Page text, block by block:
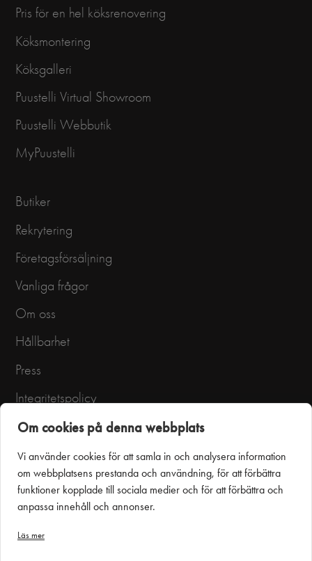
Pris för en hel köksrenovering
Köksmontering
Köksgalleri
Puustelli Virtual Showroom
Puustelli Webbutik
MyPuustelli
Butiker
Rekrytering
Företagsförsäljning
Vanliga frågor
Om oss
Hållbarhet
Press
Integritetspolicy
Användarvillkor
Om cookies på denna webbplats
Vi använder cookies för att samla in och analysera information
om webbplatsens prestanda och användning, för att förbättra
funktioner kopplade till sociala medier och för att förbättra och
anpassa innehåll och annonser.
Läs mer